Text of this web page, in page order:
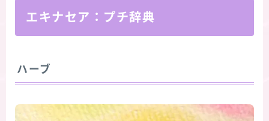
エキナセア：プチ辞典
ハーブ